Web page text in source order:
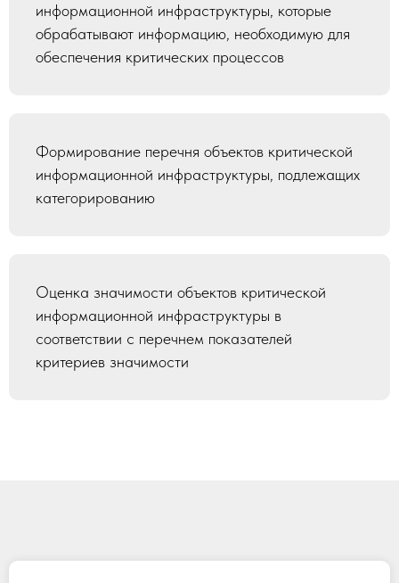
информационной инфраструктуры, которые
обрабатывают информацию, необходимую для
обеспечения критических процессов
Формирование перечня объектов критической
информационной инфраструктуры, подлежащих
категорированию
Оценка значимости объектов критической
информационной инфраструктуры в
соответствии с перечнем показателей
критериев значимости